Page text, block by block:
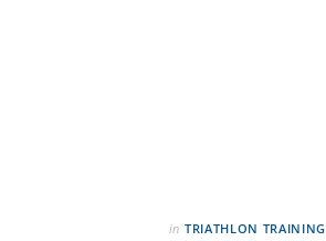
in TRIATHLON TRAINING